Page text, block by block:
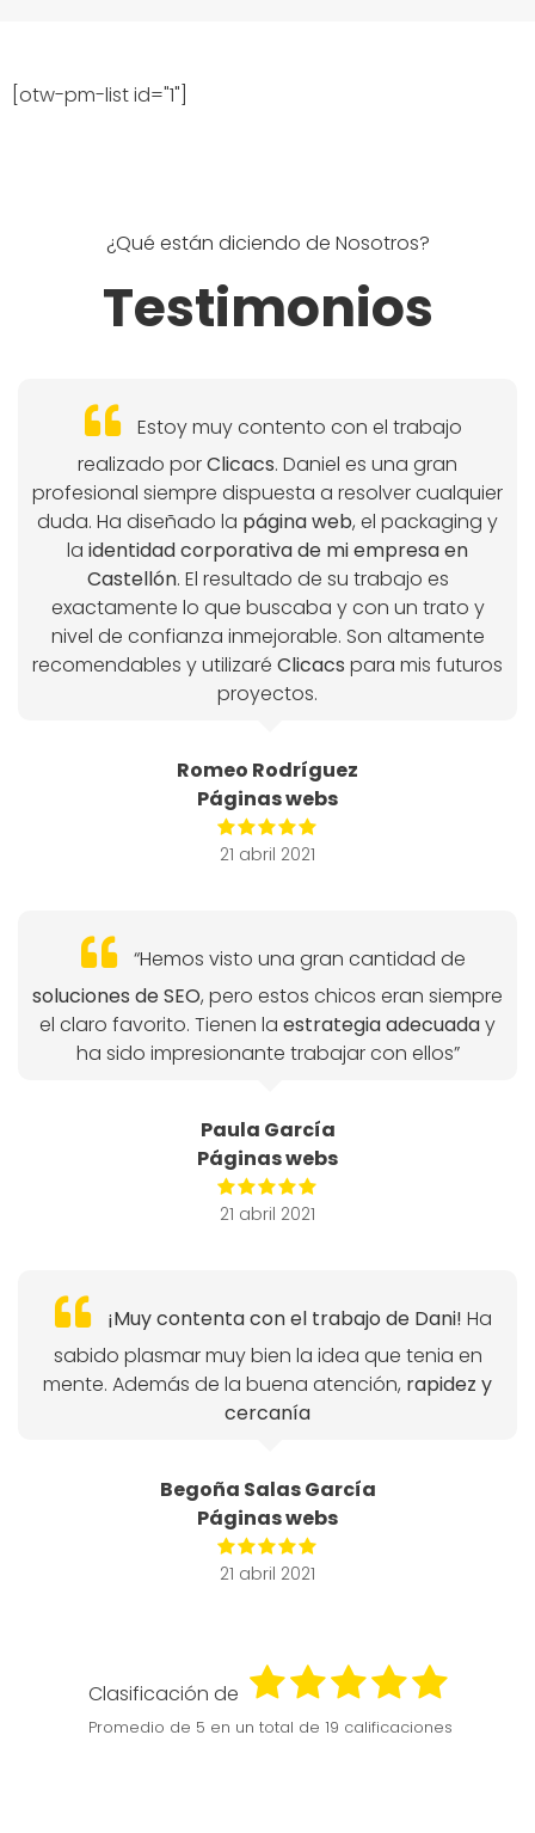
[otw-pm-list id="1"]
¿Qué están diciendo de Nosotros?
Testimonios
Estoy muy contento con el trabajo
realizado porClicacs. Daniel es una gran
profesional siempre dispuesta a resolver cualquier
duda. Ha diseñado la página web, el packaging y
la identidad corporativa de mi empresa en
Castellón. El resultado de su trabajo es
exactamente lo que buscaba y con un trato y
nivel de confianza inmejorable. Son altamente
recomendables y utilizaré Clicacs para mis futuros
proyectos.
Romeo Rodríguez
Páginas webs
21 abril 2021
“Hemos visto una gran cantidad de
soluciones de SEO, pero estos chicos eran siempre
el claro favorito. Tienen la estrategia adecuaday
ha sido impresionante trabajar con ellos”
Paula García
Páginas webs
21 abril 2021
¡Muy contenta con el trabajo de Dani! Ha
sabido plasmar muy bien la idea que tenia en
mente. Además de la buena atención, rapidez y
cercanía
Begoña Salas García
Páginas webs
21 abril 2021
Clasificación de
Promedio de 5 en un total de 19 calificaciones